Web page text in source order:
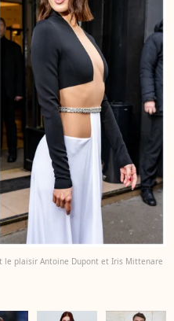
plaisir Antoine Dupont et Iris Mittenare